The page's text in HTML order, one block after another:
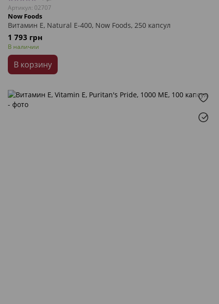
Артикул: 02707
Now Foods
Витамин Е, Natural E-400, Now Foods, 250 капсул
1 793 грн
В наличии
В корзину